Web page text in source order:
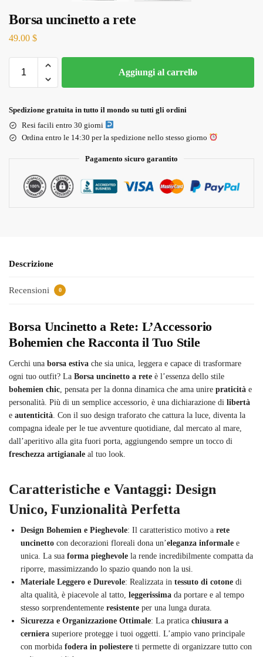
Borsa uncinetto a rete
49.00 $
Aggiungi al carrello
Spedizione gratuita in tutto il mondo su tutti gli ordini
Resi facili entro 30 giorni
Ordina entro le 14:30 per la spedizione nello stesso giorno
Pagamento sicuro garantito
Descrizione
Recensioni 0
Borsa Uncinetto a Rete: L’Accessorio
Bohemien che Racconta il Tuo Stile
Cerchi una borsa estiva che sia unica, leggera e capace di trasformare
ogni tuo outfit? La Borsa uncinetto a rete è l’essenza dello stile
bohemien chic, pensata per la donna dinamica che ama unire praticità e
personalità. Più di un semplice accessorio, è una dichiarazione di libertà
e autenticità. Con il suo design traforato che cattura la luce, diventa la
compagna ideale per le tue avventure quotidiane, dal mercato al mare,
dall’aperitivo alla gita fuori porta, aggiungendo sempre un tocco di
freschezza artigianale al tuo look.
Caratteristiche e Vantaggi: Design
Unico, Funzionalità Perfetta
Design Bohemien e Pieghevole: Il caratteristico motivo a rete
uncinetto con decorazioni floreali dona un’eleganza informale e
unica. La sua forma pieghevole la rende incredibilmente compatta da
riporre, massimizzando lo spazio quando non la usi.
Materiale Leggero e Durevole: Realizzata in tessuto di cotone di
alta qualità, è piacevole al tatto, leggerissima da portare e al tempo
stesso sorprendentemente resistente per una lunga durata.
Sicurezza e Organizzazione Ottimale: La pratica chiusura a
cerniera superiore protegge i tuoi oggetti. L’ampio vano principale
con morbida fodera in poliestere ti permette di organizzare tutto con